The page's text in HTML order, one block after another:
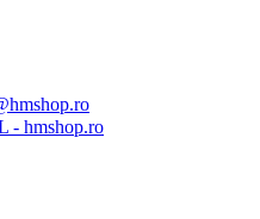
- hmshop.ro